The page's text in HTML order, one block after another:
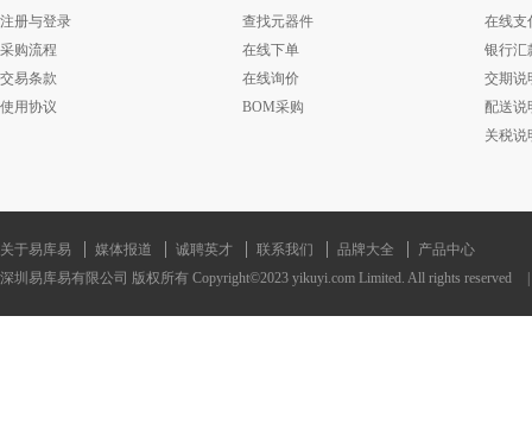
注册与登录
采购流程
交易条款
使用协议
查找元器件
在线下单
在线询价
BOM采购
在线支
银行汇
交期说
配送说
关税说
关于易库易 媒体报道 诚聘英才 联系我们 品牌大全
产品中心
深圳易库易有限公司 版权所有 Copyright©2023 yikuyi.com Limited. All rights reserved